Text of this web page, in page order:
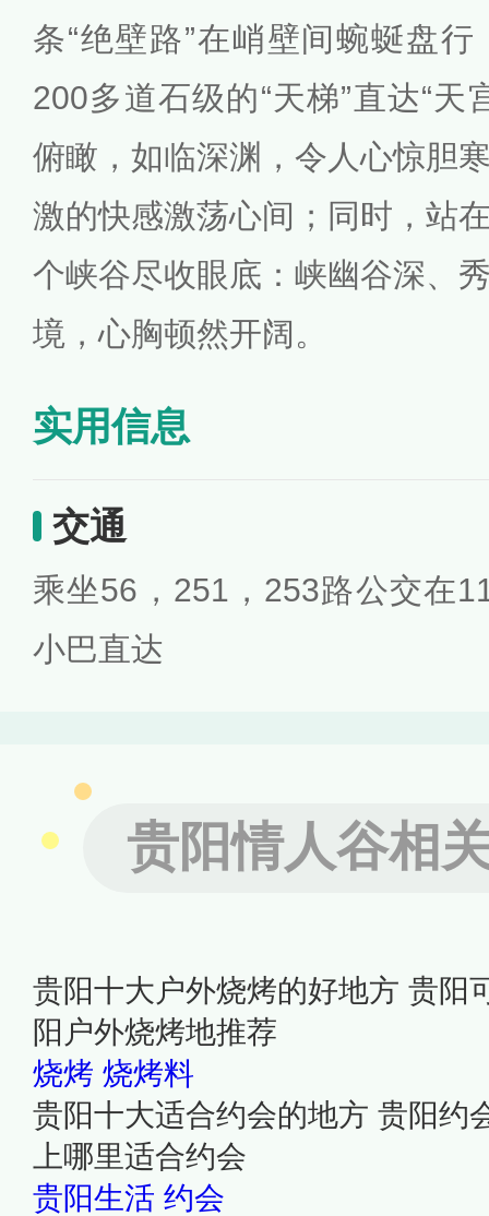
条“绝壁路”在峭壁间蜿蜒盘
200多道石级的“天梯”直达“天
俯瞰，如临深渊，令人心惊胆
激的快感激荡心间；同时，站
个峡谷尽收眼底：峡幽谷深、
境，心胸顿然开阔。
实用信息
交通
乘坐56，251，253路公交在
小巴直达
贵阳情人谷相
贵阳十大户外烧烤的好地方 贵阳
阳户外烧烤地推荐
烧烤 烧烤料
贵阳十大适合约会的地方 贵阳约
上哪里适合约会
贵阳生活 约会